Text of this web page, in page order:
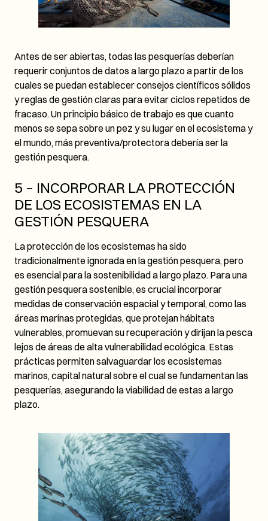
Antes de ser abiertas, todas las pesquerías deberían
requerir conjuntos de datos a largo plazo a partir de los
cuales se puedan establecer consejos científicos sólidos
y reglas de gestión claras para evitar ciclos repetidos de
fracaso. Un principio básico de trabajo es que cuanto
menos se sepa sobre un pez y su lugar en el ecosistema y
el mundo, más preventiva/protectora debería ser la
gestión pesquera.
5 – INCORPORAR LA PROTECCIÓN
DE LOS ECOSISTEMAS EN LA
GESTIÓN PESQUERA
La protección de los ecosistemas ha sido
tradicionalmente ignorada en la gestión pesquera, pero
es esencial para la sostenibilidad a largo plazo. Para una
gestión pesquera sostenible, es crucial incorporar
medidas de conservación espacial y temporal, como las
áreas marinas protegidas, que protejan hábitats
vulnerables, promuevan su recuperación y dirijan la pesca
lejos de áreas de alta vulnerabilidad ecológica. Estas
prácticas permiten salvaguardar los ecosistemas
marinos, capital natural sobre el cual se fundamentan las
pesquerías, asegurando la viabilidad de estas a largo
plazo.